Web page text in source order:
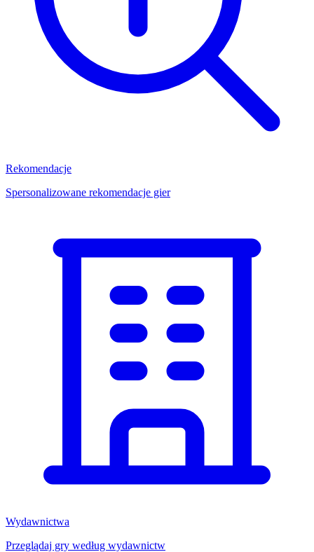
Rekomendacje
Spersonalizowane rekomendacje gier
Wydawnictwa
Przeglądaj gry według wydawnictw